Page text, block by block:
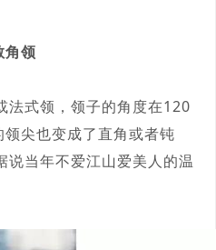
角领
式领，领子的角度在120
尖也变成了直角或者钝
说当年不爱江山爱美人的温